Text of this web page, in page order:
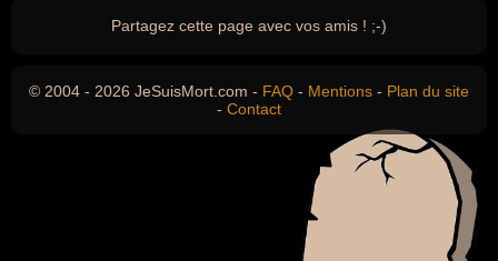
Partagez cette page avec vos amis ! ;-)
© 2004 - 2026 JeSuisMort.com - FAQ - Mentions - Plan du site
- Contact